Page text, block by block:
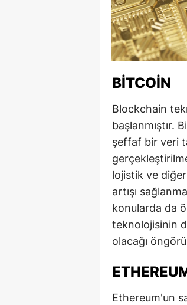
BITCOIN
Blockchain
başlanmıştır.
şeffaf bir veri
lojistik ve
artışı
konularda da
teknolojisinin
olacağı
Ethereum'un